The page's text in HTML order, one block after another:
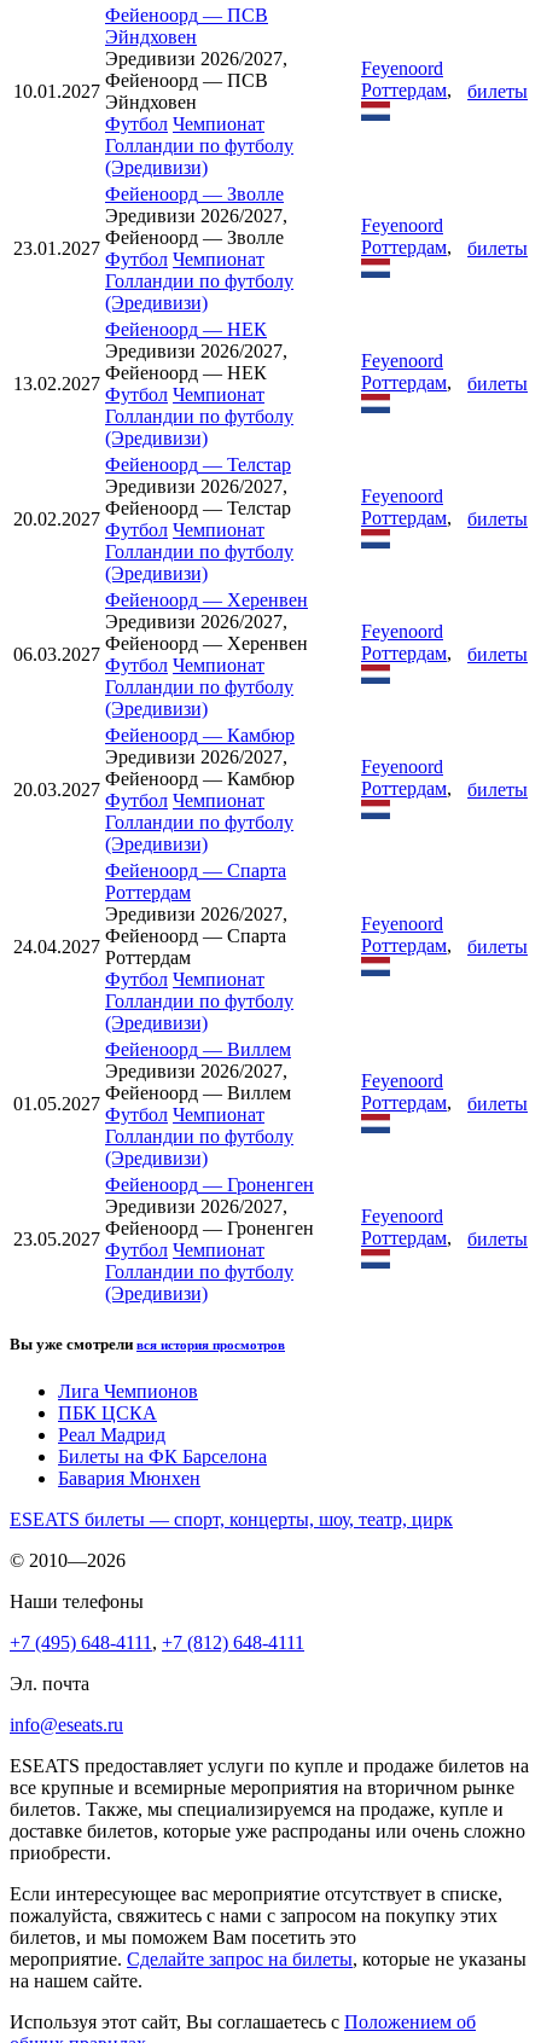
10.01.2027
Фейеноорд — ПСВ
Эйндховен
Эредивизи 2026/2027,
Фейеноорд — ПСВ
Эйндховен
Футбол Чемпионат
Голландии по футболу
(Эредивизи)
Feyenoord
Роттердам, билеты
23.01.2027
Фейеноорд — Зволле
Эредивизи 2026/2027,
Фейеноорд — Зволле
Футбол Чемпионат
Голландии по футболу
(Эредивизи)
Feyenoord
Роттердам, билеты
13.02.2027
Фейеноорд — НЕК
Эредивизи 2026/2027,
Фейеноорд — НЕК
Футбол Чемпионат
Голландии по футболу
(Эредивизи)
Feyenoord
Роттердам, билеты
20.02.2027
Фейеноорд — Телстар
Эредивизи 2026/2027,
Фейеноорд — Телстар
Футбол Чемпионат
Голландии по футболу
(Эредивизи)
Feyenoord
Роттердам, билеты
06.03.2027
Фейеноорд — Херенвен
Эредивизи 2026/2027,
Фейеноорд — Херенвен
Футбол Чемпионат
Голландии по футболу
(Эредивизи)
Feyenoord
Роттердам, билеты
20.03.2027
Фейеноорд — Камбюр
Эредивизи 2026/2027,
Фейеноорд — Камбюр
Футбол Чемпионат
Голландии по футболу
(Эредивизи)
Feyenoord
Роттердам, билеты
24.04.2027
Фейеноорд — Спарта
Роттердам
Эредивизи 2026/2027,
Фейеноорд — Спарта
Роттердам
Футбол Чемпионат
Голландии по футболу
(Эредивизи)
Feyenoord
Роттердам, билеты
01.05.2027
Фейеноорд — Виллем
Эредивизи 2026/2027,
Фейеноорд — Виллем
Футбол Чемпионат
Голландии по футболу
(Эредивизи)
Feyenoord
Роттердам, билеты
23.05.2027
Фейеноорд — Гроненген
Эредивизи 2026/2027,
Фейеноорд — Гроненген
Футбол Чемпионат
Голландии по футболу
(Эредивизи)
Feyenoord
Роттердам, билеты
Вы уже смотрели вся история просмотров
Лига Чемпионов
ПБК ЦСКА
Реал Мадрид
Билеты на ФК Барселона
Бавария Мюнхен
ESEATS билеты — спорт, концерты, шоу, театр, цирк
© 2010—2026
Наши телефоны
+7 (495) 648-4111 , +7 (812) 648-4111
Эл. почта
info@eseats.ru
ESEATS предоставляет услуги по купле и продаже билетов на
все крупные и всемирные мероприятия на вторичном рынке
билетов. Также, мы специализируемся на продаже, купле и
доставке билетов, которые уже распроданы или очень сложно
приобрести.
Если интересующее вас мероприятие отсутствует в списке,
пожалуйста, свяжитесь с нами с запросом на покупку этих
билетов, и мы поможем Вам посетить это
мероприятие. Cделайте запрос на билеты, которые не указаны
на нашем сайте.
Используя этот сайт, Вы соглашаетесь с Положением об